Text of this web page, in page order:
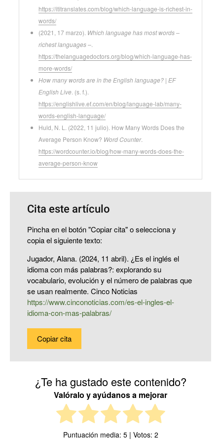
https://ititranslates.com/blog/which-language-is-richest-in-
words/
(2021, 17 marzo). Which language has most words –
richest languages –
https://thelanguagedoctors.org/blog/which-language-has-
more-words/
How many words are in the English language? | EF
English Live . (s. f.).
https://englishlive.ef.com/en/blog/language-lab/many-
words-english-language/
Huld, N. L. (2022, 11 julio). How Many Words Does the
Average Person Know? Word Counter.
https://wordcounter.io/blog/how-many-words-does-the-
average-person-know
Cita este artículo
Pincha en el botón "Copiar cita" o selecciona y
copia el siguiente texto:
Jugador, Alana. (2024, 11 abril). ¿Es el inglés el
idioma con más palabras?: explorando su
vocabulario, evolución y el número de palabras que
se usan realmente. Cinco Noticias
https://www.cinconoticias.com/es-el-ingles-el-
idioma-con-mas-palabras/
Copiar cita
¿Te ha gustado este contenido?
Valóralo y ayúdanos a mejorar
Puntuación media: 5| Votos: 2